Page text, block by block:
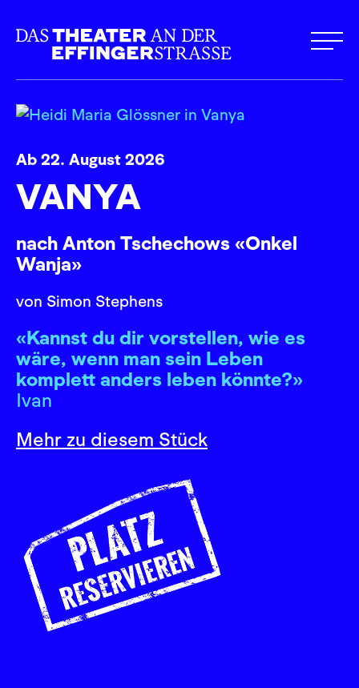
Ab 22. August 2026
VANYA
nach Anton Tschechows «Onkel
Wanja»
von Simon Stephens
«Kannst du dir vorstellen, wie es
wäre, wenn man sein Leben
komplett anders leben könnte?»
Ivan
Mehr zu diesem Stück